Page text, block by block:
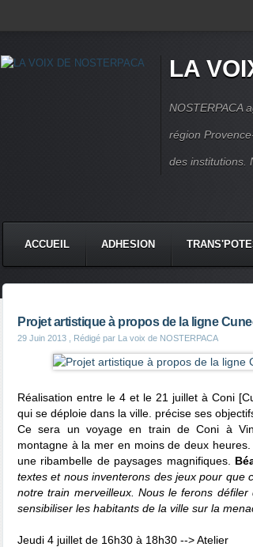
LA
NOSTERPACA
région
des institutions.
ACCUEIL ADHESION
Projet artistique à propos de la ligne
29 Juin 2013 , Rédigé par La voix de NOSTERPACA
Réalisation entre le 4 et le 21 juillet à Coni
qui se déploie dans la ville. précise ses
Ce sera un voyage en train de Coni à
montagne à la mer en moins de deux
une ribambelle de paysages magnifiques.
textes et nous inventerons des jeux pour que
notre train merveilleux. Nous le ferons
sensibiliser les habitants de la ville sur la
Jeudi 4 juillet de 16h30 à 18h30 --> Atelier